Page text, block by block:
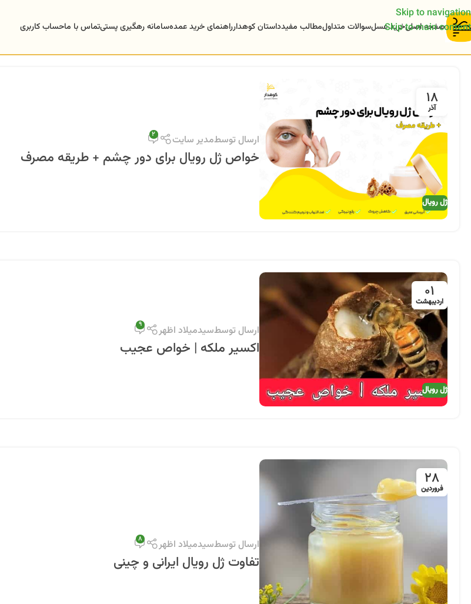
Skip to navigation
Skip to main content
صفحه اصلیخرید عسلسوالات متداولمطالب مفیدداستان کوهدارراهنمای خرید عمدهسامانه رهگیری پستیتماس با ماحساب کاربری
18
آذر
ژل رویال
ارسال توسطمدیر سایت 2
خواص ژل رویال برای دور چشم + طریقه مصرف
01
اردیبهشت
ژل رویال
ارسال توسطسیدمیلاد اظهر 9
اکسیر ملکه | خواص عجیب
28
فروردین
ارسال توسطسیدمیلاد اظهر 8
تفاوت ژل رویال ایرانی و چینی